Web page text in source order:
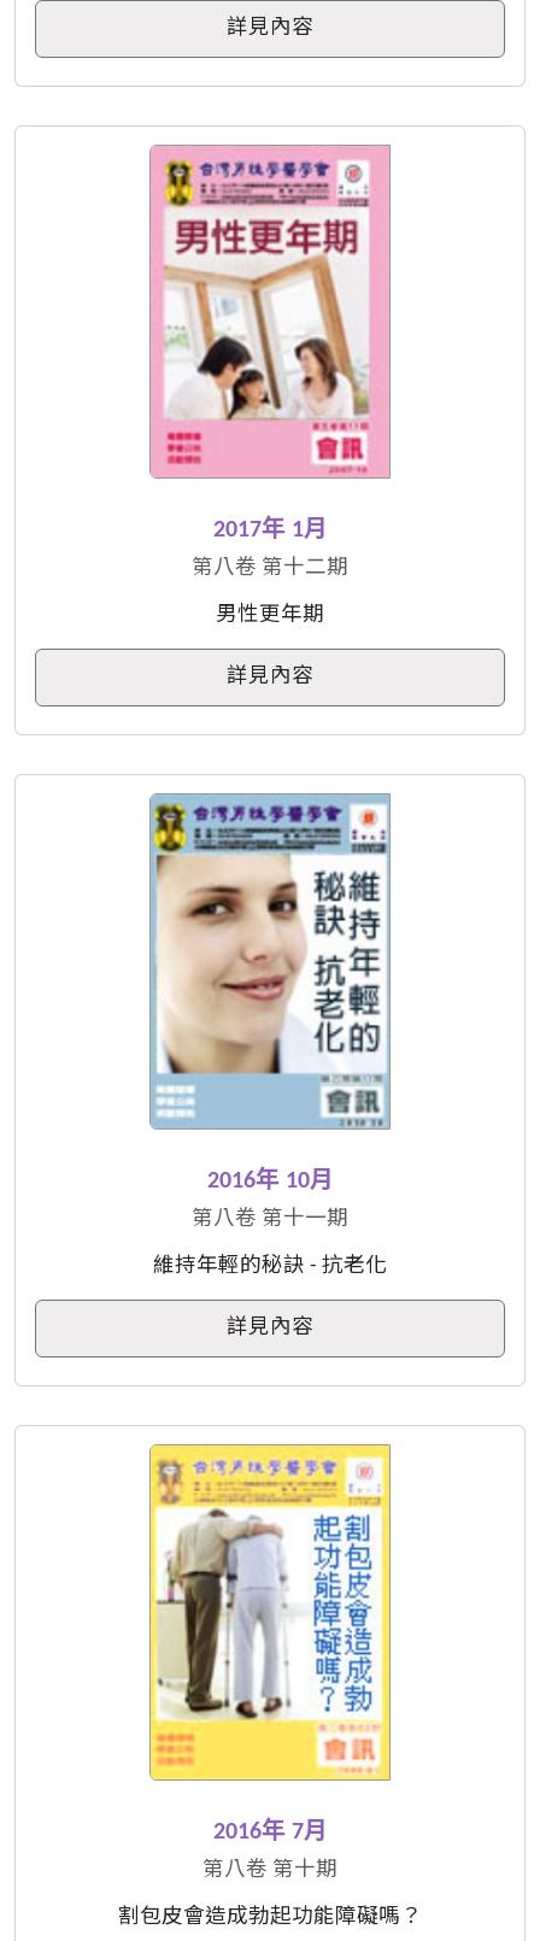
詳見內容
2017年 1月
第八卷 第十二期
男性更年期
詳見內容
2016年 10月
第八卷 第十一期
維持年輕的秘訣 - 抗老化
詳見內容
2016年 7月
第八卷 第十期
割包皮會造成勃起功能障礙嗎？